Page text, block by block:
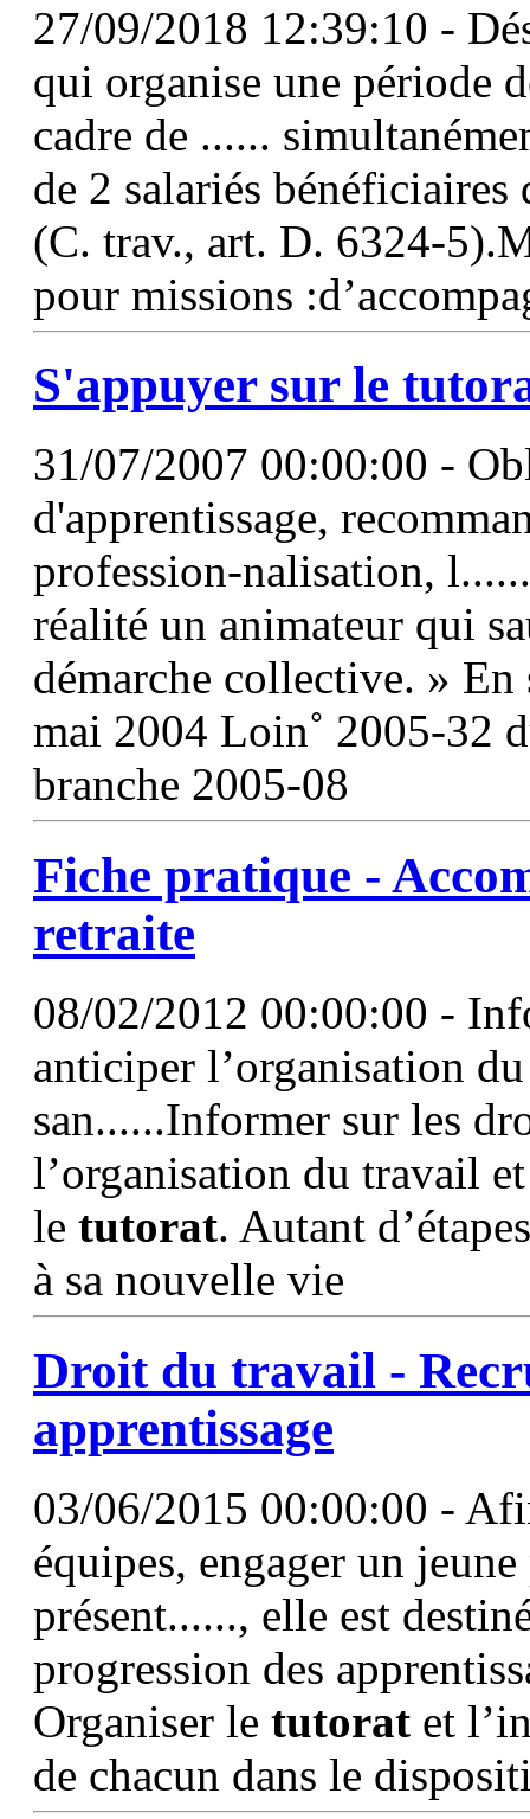
27/09/2018 12:39:10 -
qui organise une période
cadre de ......
de 2 salariés bénéficiaires
(C. trav., art. D. 6324-
pour missions
S'appuyer sur le
31/07/2007 00:00:00 -
d'apprentissage,
profession-nalisation,
réalité un animateur qui
démarche collective. »
mai 2004 Loin˚ 2005-32
branche 2005-08
Fiche pratique -
retraite
08/02/2012 00:00:00 -
anticiper l’organisation
san......Informer sur les
l’organisation du travail
le tutorat. Autant
à sa nouvelle vie
Droit du travail -
apprentissage
03/06/2015 00:00:00 -
équipes, engager un
présent......, elle est
progression des
Organiser le tutorat et
de chacun dans le